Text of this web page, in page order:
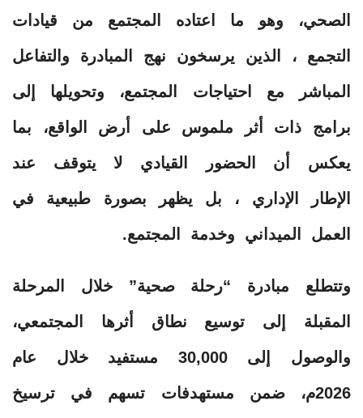
الصحي، وهو ما اعتاده المجتمع من قيادات
التجمع ، الذين يرسخون نهج المبادرة والتفاعل
المباشر مع احتياجات المجتمع، وتحويلها إلى
برامج ذات أثر ملموس على أرض الواقع، بما
يعكس أن الحضور القيادي لا يتوقف عند
الإطار الإداري ، بل يظهر بصورة طبيعية في
العمل الميداني وخدمة المجتمع.
وتتطلع مبادرة “رحلة صحية” خلال المرحلة
المقبلة إلى توسيع نطاق أثرها المجتمعي،
والوصول إلى 30,000 مستفيد خلال عام
2026م، ضمن مستهدفات تسهم في ترسيخ